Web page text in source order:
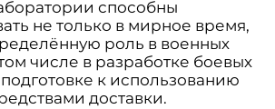
способны
не только в мирное время,
роль в военных
числе в разработке боевых
к использованию
доставки.